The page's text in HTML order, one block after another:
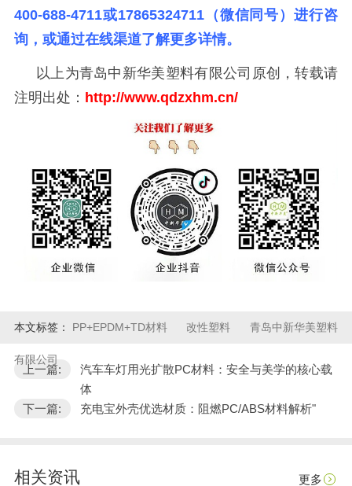
400-688-4711或17865324711（微信同号）进行咨
询，或通过在线渠道了解更多详情。
以上为青岛中新华美塑料有限公司原创，转载请
注明出处： http://www.qdzxhm.cn/
本文标签： PP+EPDM+TD材料 改性塑料 青岛中新华美塑料
有限公司
上一篇:
汽车车灯用光扩散PC材料：安全与美学的核心载
体
下一篇:
充电宝外壳优选材质：阻燃PC/ABS材料解析"
相关资讯 更多